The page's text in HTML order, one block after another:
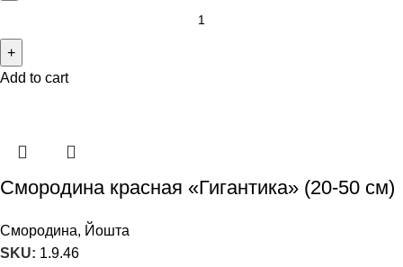
Add to cart
Смородина красная «Гигантика» (20-50 см)
Смородина, Йошта
SKU: 1.9.46